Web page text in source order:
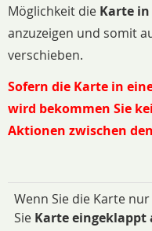
Möglichkeit die Karte
anzuzeigen und somit
verschieben.
Sofern die Karte in
wird bekommen Sie
Aktionen zwischen
Wenn Sie die Karte
Sie Karte eingeklappt